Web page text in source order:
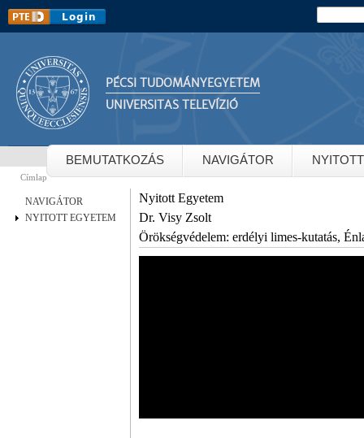
PÉCSI TUDOMÁNYEGYETEM
UNIVERSITAS TELEVÍZIÓ
BEMUTATKOZÁS NAVIGÁTOR
Jelenlegi hely
Címlap
NAVIGÁTOR
NYITOTT EGYETEM
Nyitott Egyetem
Dr. Visy Zsolt
Örökségvédelem: erdélyi limes-kutatás,